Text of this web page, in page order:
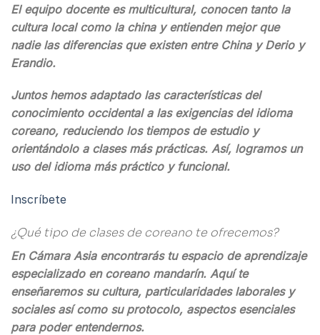
El equipo docente es multicultural, conocen tanto la
cultura local como la china y entienden mejor que
nadie las diferencias que existen entre China y Derio y
Erandio.
Juntos hemos adaptado las características del
conocimiento occidental a las exigencias del idioma
coreano, reduciendo los tiempos de estudio y
orientándolo a clases más prácticas. Así, logramos un
uso del idioma más práctico y funcional.
Inscríbete
¿Qué tipo de clases de coreano te ofrecemos?
En Cámara Asia encontrarás tu espacio de aprendizaje
especializado en coreano mandarín. Aquí te
enseñaremos su cultura, particularidades laborales y
sociales así como su protocolo, aspectos esenciales
para poder entendernos.